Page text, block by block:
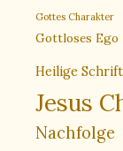
Gottes Charakter
Gottloses Ego
Heilige Schrift
Jesus
Nachfolge